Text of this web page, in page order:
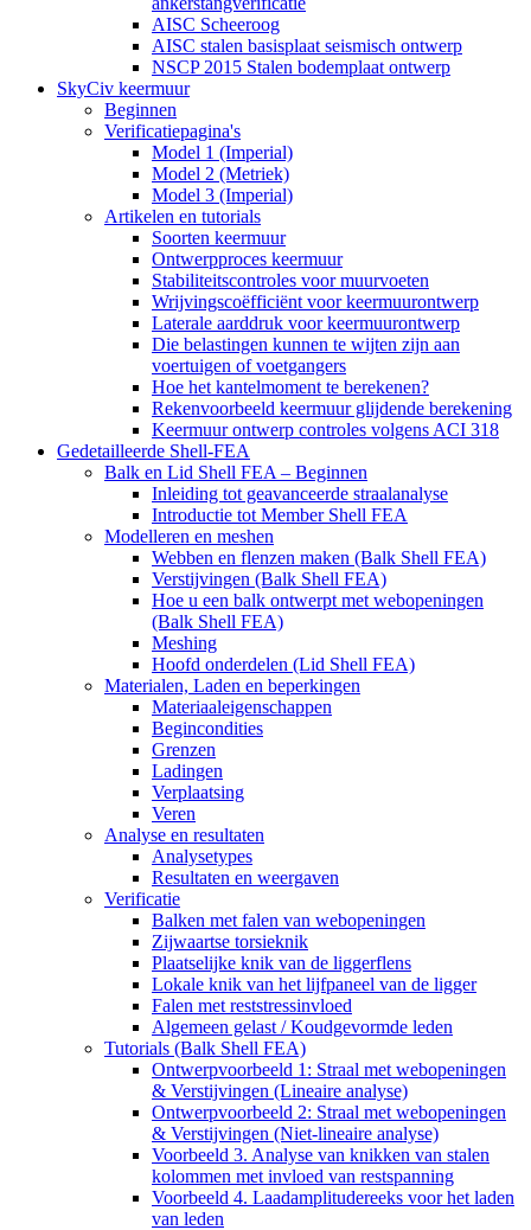
AISC Scheeroog
AISC stalen basisplaat seismisch ontwerp
NSCP 2015 Stalen bodemplaat ontwerp
SkyCiv keermuur
Beginnen
Verificatiepagina's
Model 1 (Imperial)
Model 2 (Metriek)
Model 3 (Imperial)
Artikelen en tutorials
Soorten keermuur
Ontwerpproces keermuur
Stabiliteitscontroles voor muurvoeten
Wrijvingscoëfficiënt voor keermuurontwerp
Laterale aarddruk voor keermuurontwerp
Die belastingen kunnen te wijten zijn aan
voertuigen of voetgangers
Hoe het kantelmoment te berekenen?
Rekenvoorbeeld keermuur glijdende berekening
Keermuur ontwerp controles volgens ACI 318
Gedetailleerde Shell-FEA
Balk en Lid Shell FEA – Beginnen
Inleiding tot geavanceerde straalanalyse
Introductie tot Member Shell FEA
Modelleren en meshen
Webben en flenzen maken (Balk Shell FEA)
Verstijvingen (Balk Shell FEA)
Hoe u een balk ontwerpt met webopeningen
(Balk Shell FEA)
Meshing
Hoofd onderdelen (Lid Shell FEA)
Materialen, Laden en beperkingen
Materiaaleigenschappen
Begincondities
Grenzen
Ladingen
Verplaatsing
Veren
Analyse en resultaten
Analysetypes
Resultaten en weergaven
Verificatie
Balken met falen van webopeningen
Zijwaartse torsieknik
Plaatselijke knik van de liggerflens
Lokale knik van het lijfpaneel van de ligger
Falen met reststressinvloed
Algemeen gelast / Koudgevormde leden
Tutorials (Balk Shell FEA)
Ontwerpvoorbeeld 1: Straal met webopeningen
& Verstijvingen (Lineaire analyse)
Ontwerpvoorbeeld 2: Straal met webopeningen
& Verstijvingen (Niet-lineaire analyse)
Voorbeeld 3. Analyse van knikken van stalen
kolommen met invloed van restspanning
Voorbeeld 4. Laadamplitudereeks voor het laden
van leden